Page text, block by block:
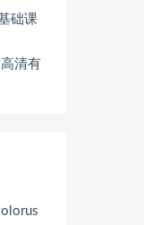
础课
清有